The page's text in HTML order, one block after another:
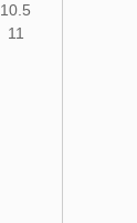
10.5
11